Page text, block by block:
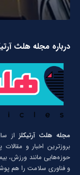
درباره مجله هلث
مجله هلث آرتیکلز
بروزترین اخبار و
حوزه‌هایی مانند ورزش،
و فناوری سلامت را هم